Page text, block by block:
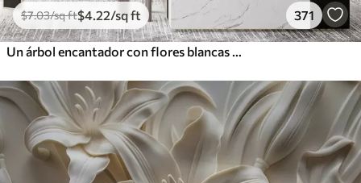
$7.03/sq ft$4 .22/sq ft 371